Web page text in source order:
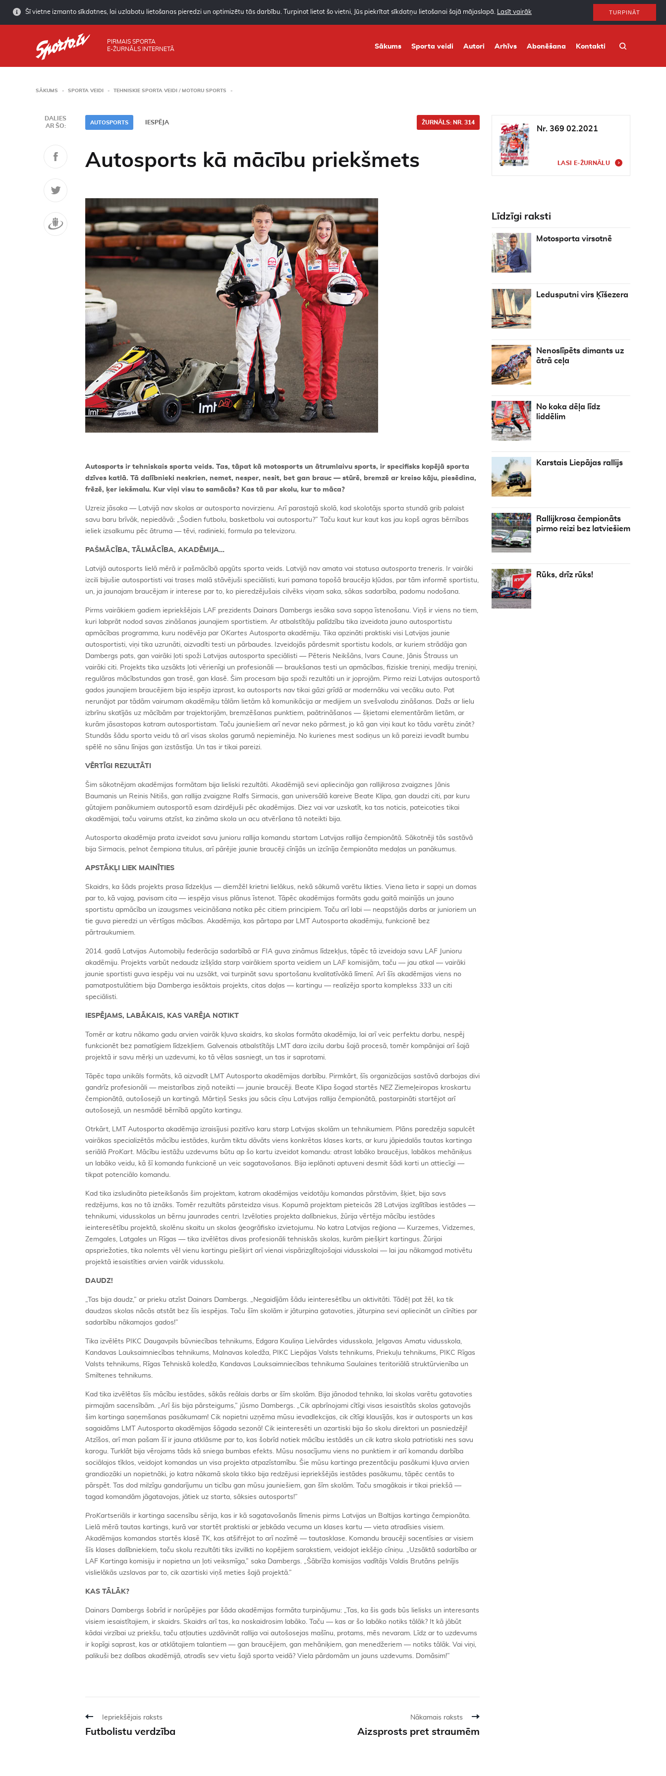
Šī vietne izmanto sīkdatnes, lai uzlabotu lietošanas pieredzi un optimizētu tās darbību. Turpinot lietot šo vietni, Jūs piekrītat sīkdatņu lietošanai šajā mājaslapā. Lasīt vairāk TURPINĀT
PIRMAIS SPORTA
E-ŽURNĀLS INTERNETĀ
Sākums Sporta veidi Autori Arhīvs Abonēšana Kontakti
SĀKUMS SPORTA VEIDI TEHNISKIE SPORTA VEIDI / MOTORU SPORTS
DALIES
AR ŠO:
AUTOSPORTS ŽURNĀLS: NR. 314
IESPĒJA
Autosports kā mācību priekšmets
Autosports ir tehniskais sporta veids. Tas, tāpat kā motosports un ātrumlaivu sports, ir specifisks kopējā sporta
dzīves katlā. Tā dalībnieki neskrien, nemet, nesper, nesit, bet gan brauc — stūrē, bremzē ar kreiso kāju, piesēdina,
frēzē, ķer iekšmalu. Kur viņi visu to samācās? Kas tā par skolu, kur to māca?
Uzreiz jāsaka — Latvijā nav skolas ar autosporta novirzienu. Arī parastajā skolā, kad skolotājs sporta stundā grib palaist
savu baru brīvāk, nepiedāvā: „Šodien futbolu, basketbolu vai autosportu?” Taču kaut kur kaut kas jau kopš agras bērnības
ieliek izsalkumu pēc ātruma — tēvi, radinieki, formula pa televizoru.
PAŠMĀCĪBA, TĀLMĀCĪBA, AKADĒMIJA…
Latvijā autosports lielā mērā ir pašmācībā apgūts sporta veids. Latvijā nav amata vai statusa autosporta treneris. Ir vairāki
izcili bijušie autosportisti vai trases malā stāvējuši speciālisti, kuri pamana topošā braucēja kļūdas, par tām informē sportistu,
un, ja jaunajam braucējam ir interese par to, ko pieredzējušais cilvēks viņam saka, sākas sadarbība, padomu nodošana.
Pirms vairākiem gadiem iepriekšējais LAF prezidents Dainars Dambergs iesāka sava sapņa īstenošanu. Viņš ir viens no tiem,
kuri labprāt nodod savas zināšanas jaunajiem sportistiem. Ar atbalstītāju palīdzību tika izveidota jauno autosportistu
apmācības programma, kuru nodēvēja par OKartes Autosporta akadēmiju. Tika apzināti praktiski visi Latvijas jaunie
autosportisti, viņi tika uzrunāti, aizvadīti testi un pārbaudes. Izveidojās pārdesmit sportistu kodols, ar kuriem strādāja gan
Dambergs pats, gan vairāki ļoti spoži Latvijas autosporta speciālisti — Pēteris Neikšāns, Ivars Caune, Jānis Štrauss un
vairāki citi. Projekts tika uzsākts ļoti vērienīgi un profesionāli — braukšanas testi un apmācības, fiziskie treniņi, mediju treniņi,
regulāras mācībstundas gan trasē, gan klasē. Šim procesam bija spoži rezultāti un ir joprojām. Pirmo reizi Latvijas autosportā
gados jaunajiem braucējiem bija iespēja izprast, ka autosports nav tikai gāzi grīdā ar modernāku vai vecāku auto. Pat
nerunājot par tādām vairumam akadēmiķu tālām lietām kā komunikācija ar medijiem un svešvalodu zināšanas. Dažs ar lielu
izbrīnu skatījās uz mācībām par trajektorijām, bremzēšanas punktiem, paātrināšanos — šķietami elementārām lietām, ar
kurām jāsastopas katram autosportistam. Taču jauniešiem arī nevar neko pārmest, jo kā gan viņi kaut ko tādu varētu zināt?
Stundās šādu sporta veidu tā arī visas skolas garumā nepieminēja. No kurienes mest sodiņus un kā pareizi ievadīt bumbu
spēlē no sānu līnijas gan izstāstīja. Un tas ir tikai pareizi.
VĒRTĪGI REZULTĀTI
Šim sākotnējam akadēmijas formātam bija lieliski rezultāti. Akadēmijā sevi apliecināja gan rallijkrosa zvaigznes Jānis
Baumanis un Reinis Nitišs, gan rallija zvaigzne Ralfs Sirmacis, gan universālā kareive Beate Klipa, gan daudzi citi, par kuru
gūtajiem panākumiem autosportā esam dzirdējuši pēc akadēmijas. Diez vai var uzskatīt, ka tas noticis, pateicoties tikai
akadēmijai, taču vairums atzīst, ka zināma skola un acu atvēršana tā noteikti bija.
Autosporta akadēmija prata izveidot savu junioru rallija komandu startam Latvijas rallija čempionātā. Sākotnēji tās sastāvā
bija Sirmacis, pelnot čempiona titulus, arī pārējie jaunie braucēji cīnījās un izcīnīja čempionāta medaļas un panākumus.
APSTĀKĻI LIEK MAINĪTIES
Skaidrs, ka šāds projekts prasa līdzekļus — diemžēl krietni lielākus, nekā sākumā varētu likties. Viena lieta ir sapņi un domas
par to, kā vajag, pavisam cita — iespēja visus plānus īstenot. Tāpēc akadēmijas formāts gadu gaitā mainījās un jauno
sportistu apmācība un izaugsmes veicināšana notika pēc citiem principiem. Taču arī labi — neapstājās darbs ar junioriem un
tie guva pieredzi un vērtīgas mācības. Akadēmija, kas pārtapa par LMT Autosporta akadēmiju, funkcionē bez
pārtraukumiem.
2014. gadā Latvijas Automobiļu federācija sadarbībā ar FIA guva zināmus līdzekļus, tāpēc tā izveidoja savu LAF Junioru
akadēmiju. Projekts varbūt nedaudz izšķīda starp vairākiem sporta veidiem un LAF komisijām, taču — jau atkal — vairāki
jaunie sportisti guva iespēju vai nu uzsākt, vai turpināt savu sportošanu kvalitatīvākā līmenī. Arī šīs akadēmijas viens no
pamatpostulātiem bija Damberga iesāktais projekts, citas daļas — kartingu — realizēja sporta komplekss 333 un citi
speciālisti.
IESPĒJAMS, LABĀKAIS, KAS VARĒJA NOTIKT
Tomēr ar katru nākamo gadu arvien vairāk kļuva skaidrs, ka skolas formāta akadēmija, lai arī veic perfektu darbu, nespēj
funkcionēt bez pamatīgiem līdzekļiem. Galvenais atbalstītājs LMT dara izcilu darbu šajā procesā, tomēr kompānijai arī šajā
projektā ir savu mērķi un uzdevumi, ko tā vēlas sasniegt, un tas ir saprotami.
Tāpēc tapa unikāls formāts, kā aizvadīt LMT Autosporta akadēmijas darbību. Pirmkārt, šīs organizācijas sastāvā darbojas divi
gandrīz profesionāli — meistarības ziņā noteikti — jaunie braucēji. Beate Klipa šogad startēs NEZ Ziemeļeiropas kroskartu
čempionātā, autošosejā un kartingā. Mārtiņš Sesks jau sācis cīņu Latvijas rallija čempionātā, pastarpināti startējot arī
autošosejā, un nesmādē bērnībā apgūto kartingu.
Otrkārt, LMT Autosporta akadēmija izraisījusi pozitīvo karu starp Latvijas skolām un tehnikumiem. Plāns paredzēja sapulcēt
vairākas specializētās mācību iestādes, kurām tiktu dāvāts viens konkrētas klases karts, ar kuru jāpiedalās tautas kartinga
seriālā ProKart. Mācību iestāžu uzdevums būtu ap šo kartu izveidot komandu: atrast labāko braucējus, labākos mehāniķus
un labāko veidu, kā šī komanda funkcionē un veic sagatavošanos. Bija ieplānoti aptuveni desmit šādi karti un attiecīgi —
tikpat potenciālo komandu.
Kad tika izsludināta pieteikšanās šim projektam, katram akadēmijas veidotāju komandas pārstāvim, šķiet, bija savs
redzējums, kas no tā iznāks. Tomēr rezultāts pārsteidza visus. Kopumā projektam pieteicās 28 Latvijas izglītības iestādes —
tehnikumi, vidusskolas un bērnu jaunrades centri. Izvēloties projekta dalībniekus, žūrija vērtēja mācību iestādes
ieinteresētību projektā, skolēnu skaitu un skolas ģeogrāfisko izvietojumu. No katra Latvijas reģiona — Kurzemes, Vidzemes,
Zemgales, Latgales un Rīgas — tika izvēlētas divas profesionāli tehniskās skolas, kurām piešķirt kartingus. Žūrijai
apspriežoties, tika nolemts vēl vienu kartingu piešķirt arī vienai vispārizglītojošajai vidusskolai — lai jau nākamgad motivētu
projektā iesaistīties arvien vairāk vidusskolu.
DAUDZ!
„Tas bija daudz,” ar prieku atzīst Dainars Dambergs. „Negaidījām šādu ieinteresētību un aktivitāti. Tādēļ pat žēl, ka tik
daudzas skolas nācās atstāt bez šīs iespējas. Taču šīm skolām ir jāturpina gatavoties, jāturpina sevi apliecināt un cīnīties par
sadarbību nākamajos gados!”
Tika izvēlēts PIKC Daugavpils būvniecības tehnikums, Edgara Kauliņa Lielvārdes vidusskola, Jelgavas Amatu vidusskola,
Kandavas Lauksaimniecības tehnikums, Malnavas koledža, PIKC Liepājas Valsts tehnikums, Priekuļu tehnikums, PIKC Rīgas
Valsts tehnikums, Rīgas Tehniskā koledža, Kandavas Lauksaimniecības tehnikuma Saulaines teritoriālā struktūrvienība un
Smiltenes tehnikums.
Kad tika izvēlētas šīs mācību iestādes, sākās reālais darbs ar šīm skolām. Bija jānodod tehnika, lai skolas varētu gatavoties
pirmajām sacensībām. „Arī šis bija pārsteigums,” jūsmo Dambergs. „Cik apbrīnojami cītīgi visas iesaistītās skolas gatavojās
šim kartinga saņemšanas pasākumam! Cik nopietni uzņēma mūsu ievadlekcijas, cik cītīgi klausījās, kas ir autosports un kas
sagaidāms LMT Autosporta akadēmijas šāgada sezonā! Cik ieinteresēti un azartiski bija šo skolu direktori un pasniedzēji!
Atzīšos, arī man pašam šī ir jauna atklāsme par to, kas šobrīd notiek mācību iestādēs un cik katra skola patriotiski nes savu
karogu. Turklāt bija vērojams tāds kā sniega bumbas efekts. Mūsu nosacījumu viens no punktiem ir arī komandu darbība
sociālajos tīklos, veidojot komandas un visa projekta atpazīstamību. Šie mūsu kartinga prezentāciju pasākumi kļuva arvien
grandiozāki un nopietnāki, jo katra nākamā skola tikko bija redzējusi iepriekšējās iestādes pasākumu, tāpēc centās to
pārspēt. Tas dod milzīgu gandarījumu un ticību gan mūsu jauniešiem, gan šīm skolām. Taču smagākais ir tikai priekšā —
tagad komandām jāgatavojas, jātiek uz starta, sāksies autosports!”
ProKartseriāls ir kartinga sacensību sērija, kas ir kā sagatavošanās līmenis pirms Latvijas un Baltijas kartinga čempionāta.
Lielā mērā tautas kartings, kurā var startēt praktiski ar jebkāda vecuma un klases kartu — vieta atradīsies visiem.
Akadēmijas komandas startēs klasē TK, kas atšifrējot to arī nozīmē — tautasklase. Komandu braucēji sacentīsies ar visiem
šīs klases dalībniekiem, taču skolu rezultāti tiks izvilkti no kopējiem sarakstiem, veidojot iekšējo cīniņu. „Uzsāktā sadarbība ar
LAF Kartinga komisiju ir nopietna un ļoti veiksmīga,” saka Dambergs. „Šābrīža komisijas vadītājs Valdis Brutāns pelnījis
vislielākās uzslavas par to, cik azartiski viņš meties šajā projektā.”
KAS TĀLĀK?
Dainars Dambergs šobrīd ir norūpējies par šāda akadēmijas formāta turpinājumu: „Tas, ka šis gads būs lielisks un interesants
visiem iesaistītajiem, ir skaidrs. Skaidrs arī tas, ka noskaidrosim labāko. Taču — kas ar šo labāko notiks tālāk? It kā jābūt
kādai virzībai uz priekšu, taču atļauties uzdāvināt rallija vai autošosejas mašīnu, protams, mēs nevaram. Līdz ar to uzdevums
ir kopīgi saprast, kas ar atklātajiem talantiem — gan braucējiem, gan mehāniķiem, gan menedžeriem — notiks tālāk. Vai viņi,
palikuši bez dalības akadēmijā, atradīs sev vietu šajā sporta veidā? Viela pārdomām un jauns uzdevums. Domāsim!”
Iepriekšējais raksts
Futbolistu verdzība
Nākamais raksts
Aizsprosts pret straumēm
Nr. 369 02.2021
LASI E-ŽURNĀLU
Līdzīgi raksti
Motosporta virsotnē
Ledusputni virs Ķīšezera
Nenoslīpēts dimants uz
ātrā ceļa
No koka dēļa līdz
liddēlim
Karstais Liepājas rallijs
Rallijkrosa čempionāts
pirmo reizi bez latviešiem
Rūks, drīz rūks!